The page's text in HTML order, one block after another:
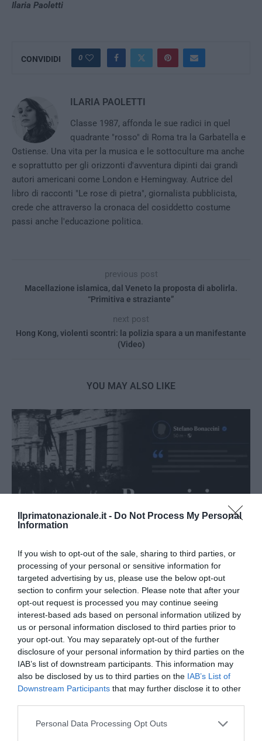
Ilprimatonazionale.it - Do Not Process My Personal
Information
If you wish to opt-out of the sale, sharing to third parties, or
processing of your personal or sensitive information for
targeted advertising by us, please use the below opt-out
section to confirm your selection. Please note that after your
opt-out request is processed you may continue seeing
interest-based ads based on personal information utilized by
us or personal information disclosed to third parties prior to
your opt-out. You may separately opt-out of the further
disclosure of your personal information by third parties on the
IAB’s list of downstream participants. This information may
also be disclosed by us to third parties on the IAB’s List of
Downstream Participants that may further disclose it to other
Please note that this website/app uses one or more Google
Personal Data Processing Opt Outs
Ilaria Paoletti
CONVIDIDI 0
ILARIA PAOLETTI
Classe 1987, affonda le sue radici in quel
quadrante "rosso" di Roma tra la Garbatella e
Ostiense. Una vita per la musica e le sottoculture ma anche
e soprattutto per gli orizzonti d'avventura dipinti dai grandi
autori americani come London e Hemingway. Autrice del
libro di racconti "Le rose di pietra", giornalista pubblicista,
crede che attraverso la cronaca del cosiddetto costume
passi anche l'educazione politica.
previous post
Macellazione islamica, dal Veneto la proposta di abolirla.
“Primitiva e straziante”
next post
Hong Kong, violenti scontri: la polizia spara a un manifestante
(Video)
YOU MAY ALSO LIKE
Bonaccini e il mito delle barricate di Parma: quando
l’antifascismo copia il fascismo
6 Agosto 2026